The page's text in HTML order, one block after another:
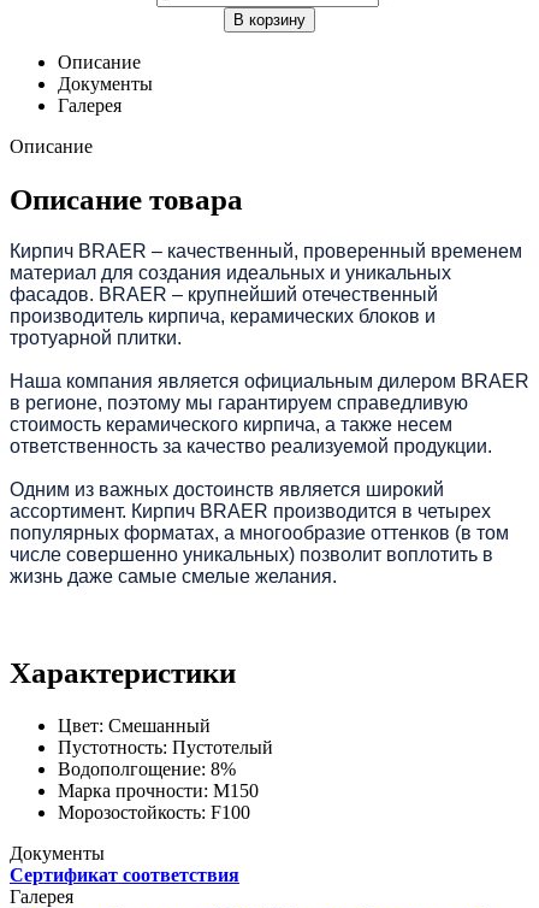
В корзину
Описание
Документы
Галерея
Описание
Описание товара
Кирпич BRAER – качественный, проверенный временем
материал для создания идеальных и уникальных
фасадов. BRAER – крупнейший отечественный
производитель кирпича, керамических блоков и
тротуарной плитки.
Наша компания является официальным дилером BRAER
в регионе, поэтому мы гарантируем справедливую
стоимость керамического кирпича, а также несем
ответственность за качество реализуемой продукции.
Одним из важных достоинств является широкий
ассортимент. Кирпич BRAER производится в четырех
популярных форматах, а многообразие оттенков (в том
числе совершенно уникальных) позволит воплотить в
жизнь даже самые смелые желания.
Характеристики
Цвет: Смешанный
Пустотность: Пустотелый
Водополгощение: 8%
Марка прочности: М150
Морозостойкость: F100
Документы
Сертификат соответствия
Галерея